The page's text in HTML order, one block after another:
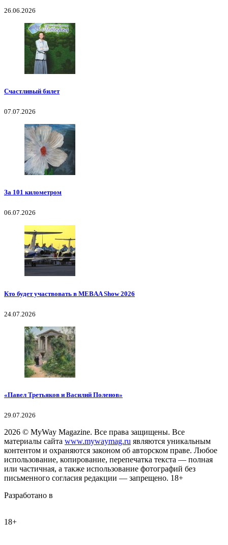
26.06.2026
Счастливый билет
07.07.2026
За 101 километром
06.07.2026
Кто будет участвовать в MEBAA Show 2026
24.07.2026
«Павел Третьяков и Василий Поленов»
29.07.2026
2026 © MyWay Magazine. Все права защищены. Все
материалы сайта www.mywaymag.ru являются уникальным
контентом и охраняются законом об авторском праве. Любое
использование, копирование, перепечатка текста — полная
или частичная, а также использование фотографий без
письменного согласия редакции — запрещено. 18+
Разработано в
18+